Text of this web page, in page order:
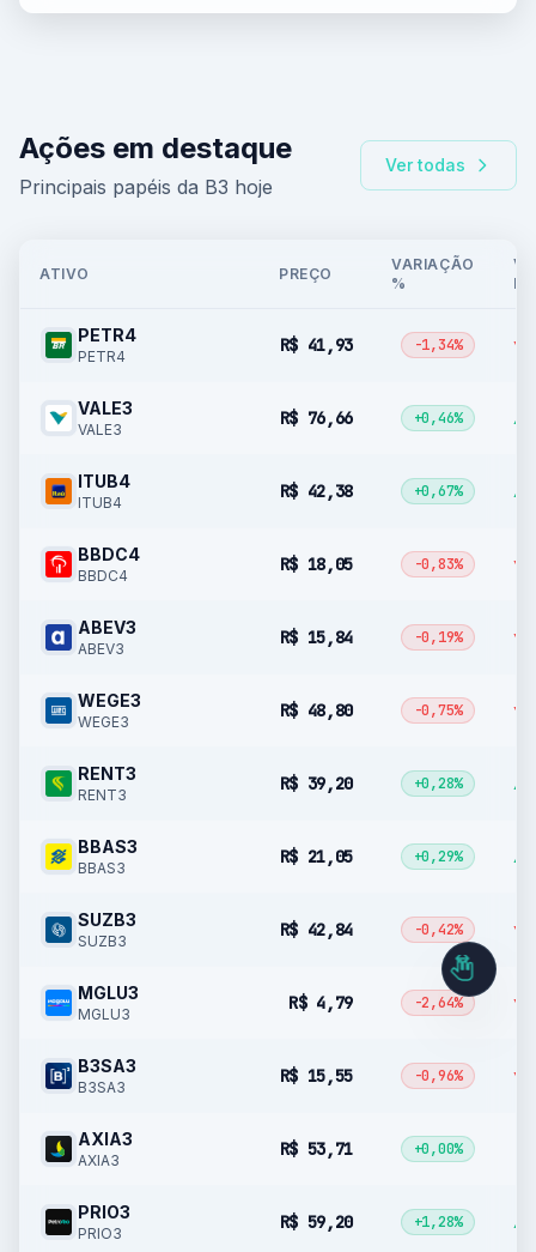
Ações em destaque
Principais papéis da B3 hoje
Ver todas
ATIVO PREÇO
VARIAÇÃO
%
R$
PETR4
PETR4
R$ 41,93 -1,34% ▼
VALE3
VALE3
R$ 76,66 +0,46% ▲
ITUB4
ITUB4
R$ 42,38 +0,67% ▲
BBDC4
BBDC4
R$ 18,05 -0,83% ▼
ABEV3
ABEV3
R$ 15,84 -0,19% ▼
WEGE3
WEGE3
R$ 48,80 -0,75% ▼
RENT3
RENT3
R$ 39,20 +0,28% ▲
BBAS3
BBAS3
R$ 21,05 +0,29% ▲
SUZB3
SUZB3
R$ 42,84 -0,42% ▼
MGLU3
MGLU3
R$ 4,79 -2,64% ▼
B3SA3
B3SA3
R$ 15,55 -0,96% ▼
AXIA3
AXIA3
R$ 53,71 +0,00%
PRIO3
PRIO3
R$ 59,20 +1,28% ▲